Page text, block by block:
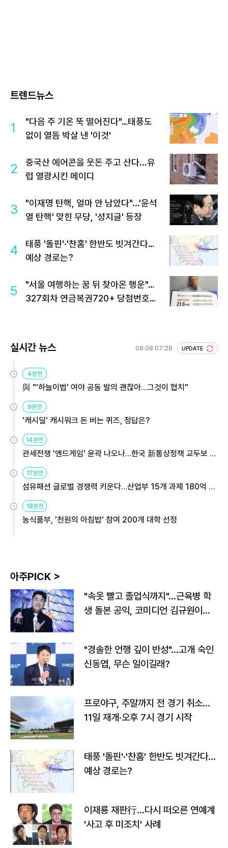
트렌드뉴스
1
"다음 주 기온 뚝 떨어진다"…태풍도
없이 열돔 박살 낸 '이것'
2
중국산 에어콘을 웃돈 주고 산다...유
럽 열광시킨 메이디
3
"이재명 탄핵, 얼마 안 남았다"...'윤석
열 탄핵' 맞힌 무당, '성지글' 등장
4
태풍 '돌핀'·'찬홈' 한반도 빗겨간다…
예상 경로는?
5
"서울 여행하는 꿈 뒤 찾아온 행운"…
327회차 연금복권720+ 당첨번호조
실시간 뉴스 08.08 07:28 UPDATE
4분전
與 "'하늘이법' 여야 공동 발의 괜찮아…그것이 협치"
9분전
'캐시딜' 캐시워크 돈 버는 퀴즈, 정답은?
14분전
관세전쟁 '엔드게임' 윤곽 나오나…한국 新통상정책 교두보 활
용해야
17분전
섬유패션 글로벌 경쟁력 키운다…산업부 15개 과제 180억 지
원
18분전
농식품부, '천원의 아침밥' 참여 200개 대학 선정
아주PICK >
"속옷 빨고 졸업식까지"…근육병 학
생 돌본 공익, 코미디언 김규원이었
"경솔한 언행 깊이 반성"…고개 숙인
신동엽, 무슨 일이길래?
프로야구, 주말까지 전 경기 취소…
11일 재개·오후 7시 경기 시작
태풍 '돌핀'·'찬홈' 한반도 빗겨간다…
예상 경로는?
이재룡 재판行…다시 떠오른 연예계
'사고 후 미조치' 사례